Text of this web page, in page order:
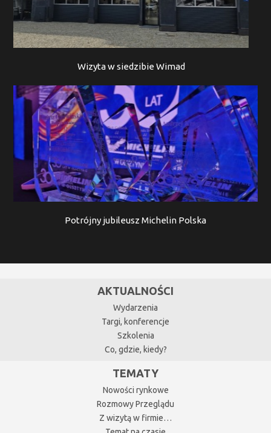
Wizyta w siedzibie Wimad
Potrójny jubileusz Michelin Polska
AKTUALNOŚCI
Wydarzenia
Targi, konferencje
Szkolenia
Co, gdzie, kiedy?
TEMATY
Nowości rynkowe
Rozmowy Przeglądu
Z wizytą w firmie…